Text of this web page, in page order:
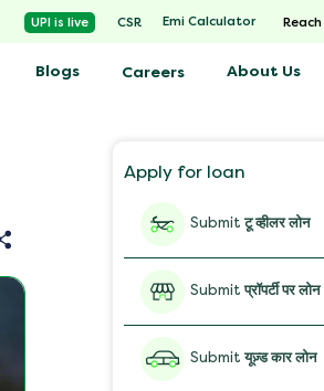
Apply for loan
Submitटू व्हीलर लोन
Submitप्रॉपर्टी पर लोन
Submitयूज़्ड कार लोन
UPI is live CSR Emi Calculator Reach
Blogs Careers About Us